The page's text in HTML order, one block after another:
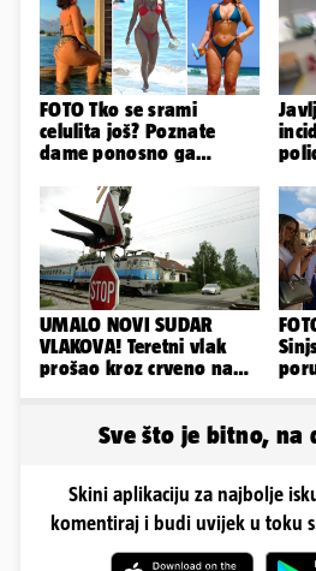
FOTO Tko se srami
celulita još? Poznate
dame ponosno ga
UMALO NOVI SUDAR
VLAKOVA! Teretni vlak
prošao kroz crveno na
Sve što je bitno, na
Skini aplikaciju za najbolje
komentiraj i budi uvijek u toku